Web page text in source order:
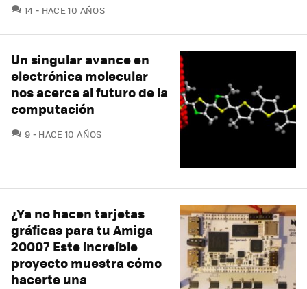
14 COMENTARIOS
HACE 10 AÑOS
Un singular avance en
electrónica molecular
nos acerca al futuro de la
computación
9 COMENTARIOS
HACE 10 AÑOS
¿Ya no hacen tarjetas
gráficas para tu Amiga
2000? Este increíble
proyecto muestra cómo
hacerte una